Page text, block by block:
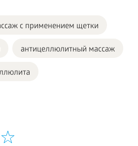
с применением щетки
антицеллюлитный массаж